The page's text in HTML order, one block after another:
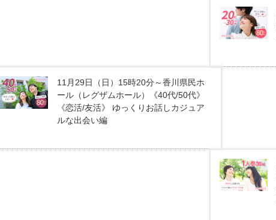
11月29日（日）15時20分～香川県民ホ
ール（レグザムホール）《40代/50代》
《恋活/友活》 ゆっくりお話しカジュア
ルな出会い編